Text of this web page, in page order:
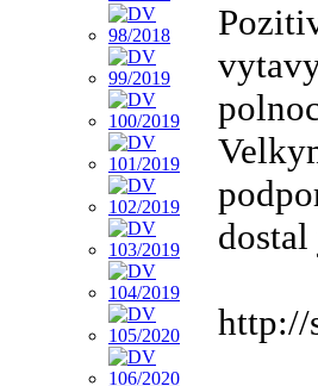
http://